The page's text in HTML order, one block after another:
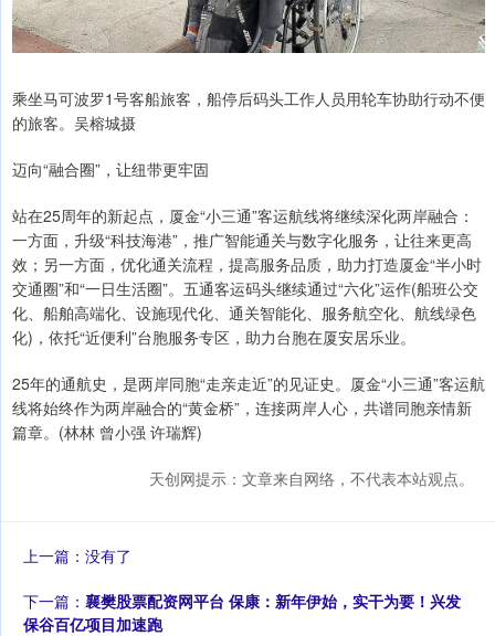
乘坐马可波罗1号客船旅客，船停后码头工作人员用轮车协助行动不便
的旅客。吴榕城摄
迈向“融合圈”，让纽带更牢固
站在25周年的新起点，厦金“小三通”客运航线将继续深化两岸融合：
一方面，升级“科技海港”，推广智能通关与数字化服务，让往来更高
效；另一方面，优化通关流程，提高服务品质，助力打造厦金“半小时
交通圈”和“一日生活圈”。五通客运码头继续通过“六化”运作(船班公交
化、船舶高端化、设施现代化、通关智能化、服务航空化、航线绿色
化)，依托“近便利”台胞服务专区，助力台胞在厦安居乐业。
25年的通航史，是两岸同胞“走亲走近”的见证史。厦金“小三通”客运航
线将始终作为两岸融合的“黄金桥”，连接两岸人心，共谱同胞亲情新
篇章。(林林 曾小强 许瑞辉)
天创网提示：文章来自网络，不代表本站观点。
上一篇：没有了
下一篇： 襄樊股票配资网平台 保康：新年伊始，实干为要！兴发
保谷百亿项目加速跑